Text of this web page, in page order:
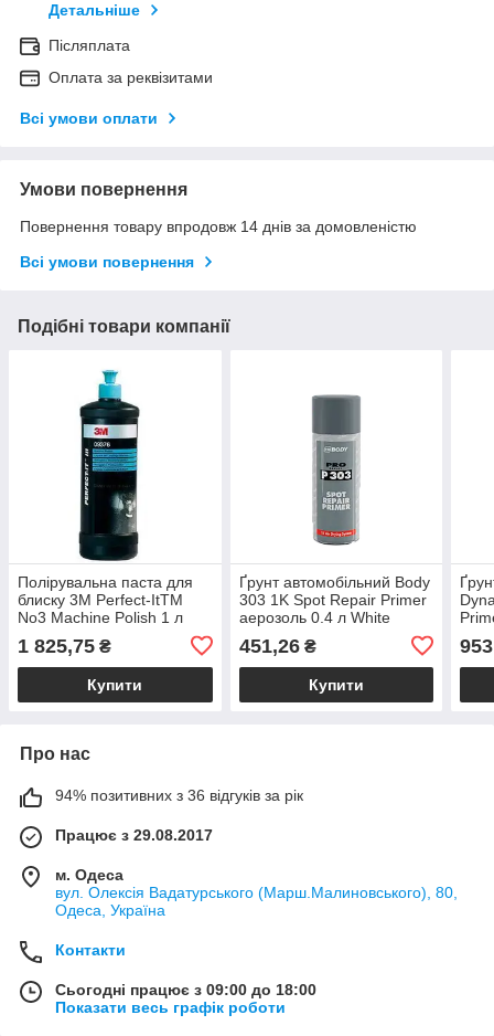
Детальніше
Післяплата
Оплата за реквізитами
Всі умови оплати
Умови повернення
Повернення товару впродовж 14 днів за домовленістю
Всі умови повернення
Подібні товари компанії
Полірувальна паста для
блиску 3М Perfect-ItTM
No3 Machine Polish 1 л
1 825,75 ₴
Купити
Ґрунт автомобільний Body
303 1K Spot Repair Primer
аерозоль 0.4 л White
451,26₴
Купити
Про нас
94% позитивних з 36 відгуків за рік
Працює з 29.08.2017
м. Одеса
вул. Олексія Вадатурського (Марш.Малиновського), 80,
Одеса, Україна
Контакти
Сьогодні працює з 09:00 до 18:00
Показати весь графік роботи